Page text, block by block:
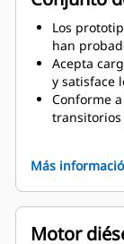
Los
han
Acepta
y satisface
Conforme
transitorios
Más
Motor